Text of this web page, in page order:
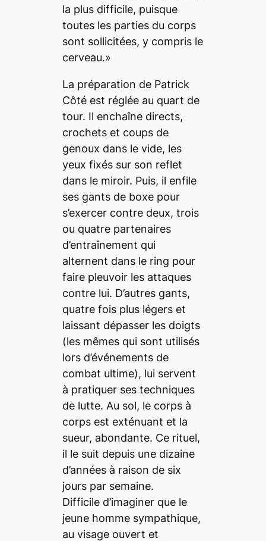
la plus difficile, puisque
toutes les parties du corps
sont sollicitées, y compris le
cerveau.»
La préparation de Patrick
Côté est réglée au quart de
tour. Il enchaîne directs,
crochets et coups de
genoux dans le vide, les
yeux fixés sur son reflet
dans le miroir. Puis, il enfile
ses gants de boxe pour
s’exercer contre deux, trois
ou quatre partenaires
d’entraînement qui
alternent dans le ring pour
faire pleuvoir les attaques
contre lui. D’autres gants,
quatre fois plus légers et
laissant dépasser les doigts
(les mêmes qui sont utilisés
lors d’événements de
combat ultime), lui servent
à pratiquer ses techniques
de lutte. Au sol, le corps à
corps est exténuant et la
sueur, abondante. Ce rituel,
il le suit depuis une dizaine
d’années à raison de six
jours par semaine.
Difficile d’imaginer que le
jeune homme sympathique,
au visage ouvert et